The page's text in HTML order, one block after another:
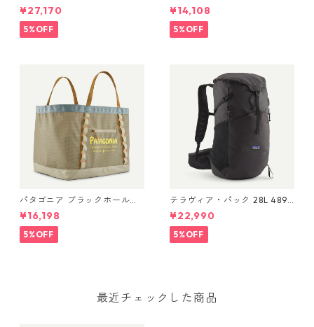
ア ブラックホール・ダッフ
ル 70L (カラー Aqua Stone)
Patagonia Black Hole® Duff
el 70L 日本正規品 製品番号
¥27,170
5%OFF
ト パック 24L Aqua Stone 48
814 Patagonia Terravia Tote
Pack 24L 日本正規品
¥14,108
5%OFF
パタゴニア ブラックホール・
ギア・トート 61L Water Peop
le Banner: Weathered Stone
49276 Black Hole® Gear
Tote 61L 日本正規品
¥16,198
5%OFF
テラヴィア・パック 28L 48911
Black
¥22,990
5%OFF
最近チェックした商品